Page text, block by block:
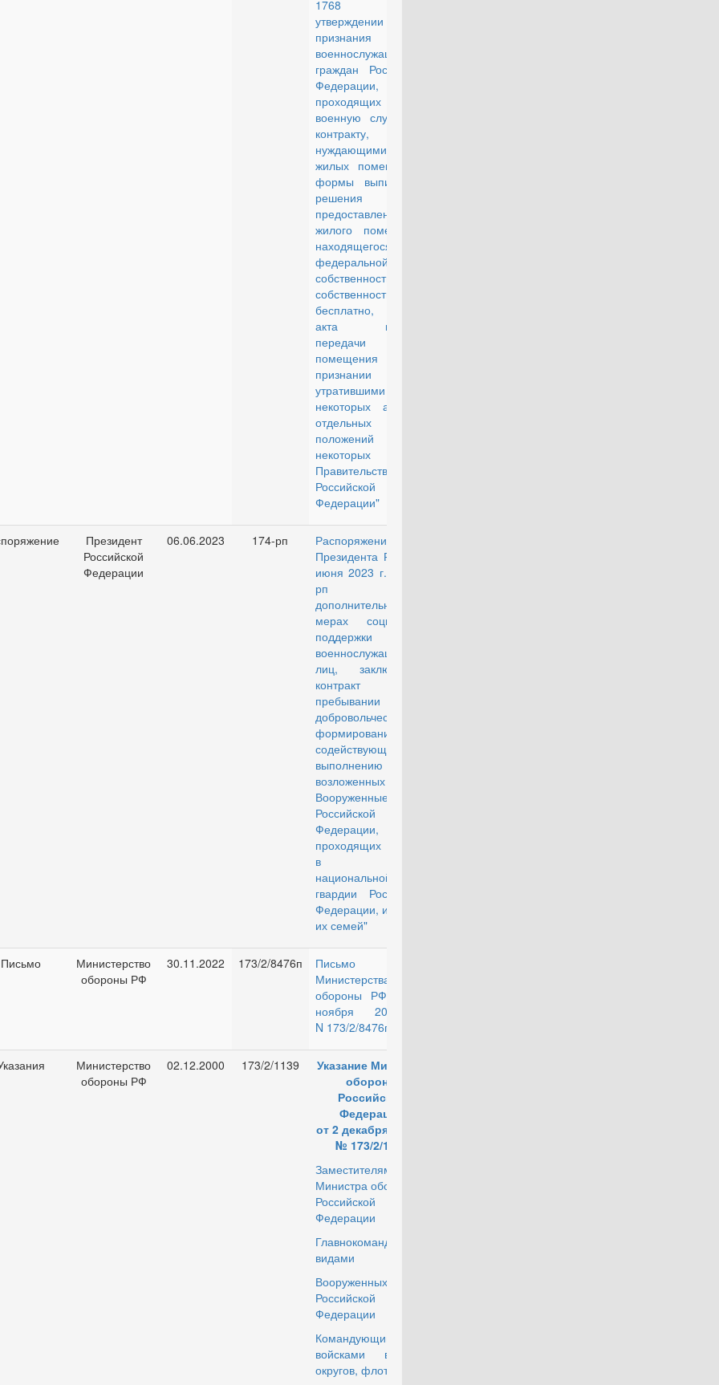
1768 "Об
утверждении Правил
признания
военнослужащих -
граждан Российской
Федерации,
проходящих
военную службу по
контракту,
нуждающимися в
жилых помещениях,
формы выписки из
решения о
предоставлении
жилого помещения,
находящегося в
федеральной
собственности, в
собственность
бесплатно, формы
акта приема-
передачи жилого
помещения и
признании
утратившими силу
некоторых актов и
отдельных
положений
некоторых актов
Правительства
Российской
Федерации"
Президент
Российской
Федерации
06.06.2023 174-рп
Распоряжение
Президента РФ от 6
июня 2023 г. N 174-
рп "О
дополнительных
мерах социальной
поддержки
военнослужащих,
лиц, заключивших
контракт о
пребывании в
добровольческом
формировании,
содействующем
выполнению задач,
возложенных на
Вооруженные Силы
Российской
Федерации, лиц,
проходящих службу
в войсках
национальной
гвардии Российской
Федерации, и членов
их семей"
Письмо
Министерство
обороны РФ
30.11.2022 173/2/8476п
Письмо
Министерства
обороны РФ от 30
ноября 2022 г.
N 173/2/8476п
Министерство
обороны РФ
02.12.2000 173/2/1139
Указание Министра
обороны
Российской
Федерации
от 2 декабря 2000 г.
№ 173/2/1139
Заместителям
Министра обороны
Российской
Федерации
Главнокомандующим
видами
Вооруженных Сил
Российской
Федерации
Командующим
войсками военных
округов, флотами